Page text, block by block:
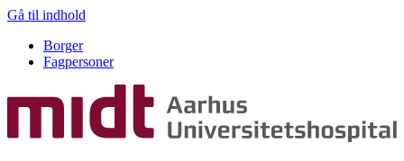
Gå til indhold
Borger
Fagpersoner